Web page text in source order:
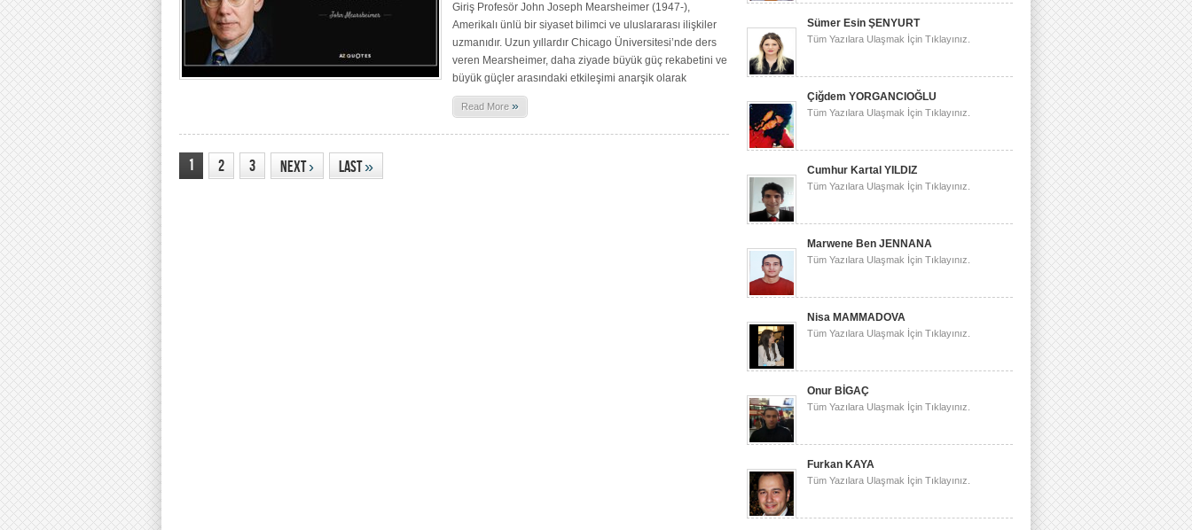
Giriş Profesör John Joseph Mearsheimer (1947-),
Amerikalı ünlü bir siyaset bilimci ve uluslararası ilişkiler
uzmanıdır. Uzun yıllardır Chicago Üniversitesi’nde ders
veren Mearsheimer, daha ziyade büyük güç rekabetini ve
büyük güçler arasındaki etkileşimi anarşik olarak
Read More »
1 2 3 Next› Last»
Sümer Esin ŞENYURT
Tüm Yazılara Ulaşmak İçin Tıklayınız.
Çiğdem YORGANCIOĞLU
Tüm Yazılara Ulaşmak İçin Tıklayınız.
Cumhur Kartal YILDIZ
Tüm Yazılara Ulaşmak İçin Tıklayınız.
Marwene Ben JENNANA
Tüm Yazılara Ulaşmak İçin Tıklayınız.
Nisa MAMMADOVA
Tüm Yazılara Ulaşmak İçin Tıklayınız.
Onur BİGAÇ
Tüm Yazılara Ulaşmak İçin Tıklayınız.
Furkan KAYA
Tüm Yazılara Ulaşmak İçin Tıklayınız.